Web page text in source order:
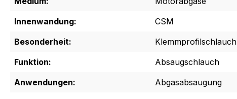
Innenwandung:
CSM
Besonderheit:
Klemmprofilschlauch
Funktion:
Absaugschlauch
Anwendungen:
Abgasabsaugung